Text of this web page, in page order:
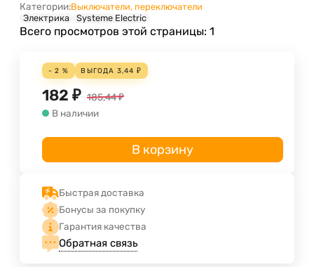
Категории:Выключатели, переключатели
Электрика
Systeme Electric
Всего просмотров этой страницы: 1
- 2 % ВЫГОДА 3,44 ₽
182 ₽ 185,44₽
В наличии
В корзину
Быстрая доставка
Бонусы за покупку
Гарантия качества
Обратная связь